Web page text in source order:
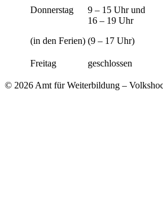
Donnerstag
(in den Ferien)
9 – 15 Uhr und
16 – 19 Uhr
(9 – 17 Uhr)
Freitag geschlossen
© 2026 Amt für Weiterbildung –